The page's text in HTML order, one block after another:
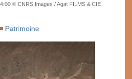
© CNRS Images / Agat FILMS & CIE
Patrimoine